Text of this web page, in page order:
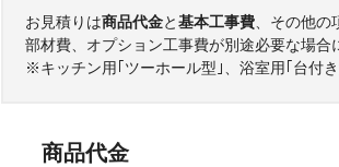
グランマークス東松戸
グリーンパーク
ゲートガーデンズ東松戸アリーナテラス
お見積りは商品代金と 基本工事費、その他の
部材費、オプション工事費が別途必要な場合
※キッチン用｢ツーホール型｣、浴室用｢台付
商品代金